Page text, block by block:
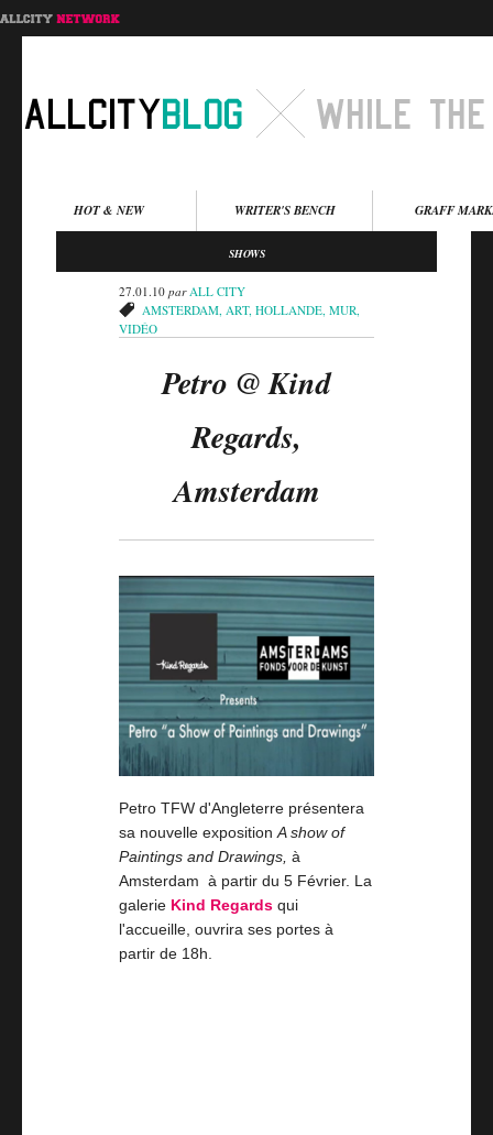
Aller au contenu
Aller au contenu
HOT & NEW WRITER'S BENCH GRAFF
SHOWS
27.01.10 par ALL CITY
AMSTERDAM ART,HOLLANDE ,MUR
VIDÉO
Petro @ Kind
Regards,
Amsterdam
Petro TFW d'Angleterre présentera
sa nouvelle expositionA show of
Paintings and Drawings, à
Amsterdam à partir du 5 Février. La
galerie Kind Regards qui
l'accueille, ouvrira ses portes à
partir de 18h.